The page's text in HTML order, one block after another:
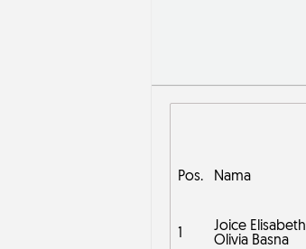
Pos. Nama
Joice Elisabeth
Olivia Basna